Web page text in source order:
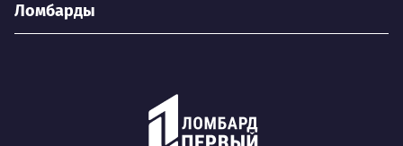
Ломбарды